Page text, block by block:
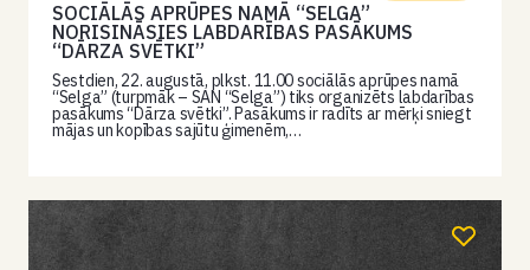
SOCIĀLĀS APRŪPES NAMĀ “SELGA”
NORISINĀSIES LABDARĪBAS PASĀKUMS
“DĀRZA SVĒTKI”
Sestdien, 22. augustā, plkst. 11.00 sociālās aprūpes namā
“Selga” (turpmāk – SAN “Selga”) tiks organizēts labdarības
pasākums “Dārza svētki”. Pasākums ir radīts ar mērķi sniegt
mājas un kopības sajūtu ģimenēm,…